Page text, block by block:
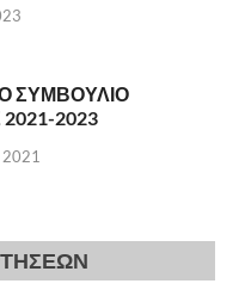
ΣΥΜΒΟΥΛΙΟ
2023